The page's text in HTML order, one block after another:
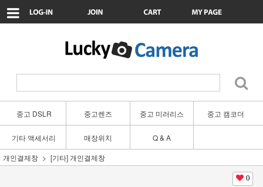
중고 DSLR 중고렌즈 중고 미러리스 중고 캠코더
기타 액세서리 매장위치
Q & A
개인결제창
[기타] 개인결제창
0